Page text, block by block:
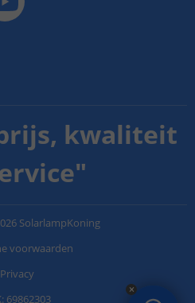
kwaliteit
"
SolarlampKoning
voorwaarden
Privacy
69862303